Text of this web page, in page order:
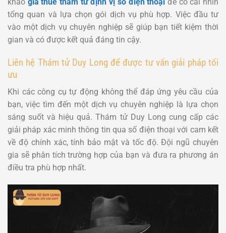
tổng quan và lựa chọn gói dịch vụ phù hợp. Việc đầu tư
vào một dịch vụ chuyên nghiệp sẽ giúp bạn tiết kiệm thời
gian và có được kết quả đáng tin cậy.
Liên hệ Thám tử Duy Long để được tư vấn giải pháp tối
ưu
Khi các công cụ tự động không thể đáp ứng yêu cầu của
bạn, việc tìm đến một dịch vụ chuyên nghiệp là lựa chọn
sáng suốt và hiệu quả. Thám tử Duy Long cung cấp các
giải pháp xác minh thông tin qua số điện thoại với cam kết
về độ chính xác, tính bảo mật và tốc độ. Đội ngũ chuyên
gia sẽ phân tích trường hợp của bạn và đưa ra phương án
điều tra phù hợp nhất.